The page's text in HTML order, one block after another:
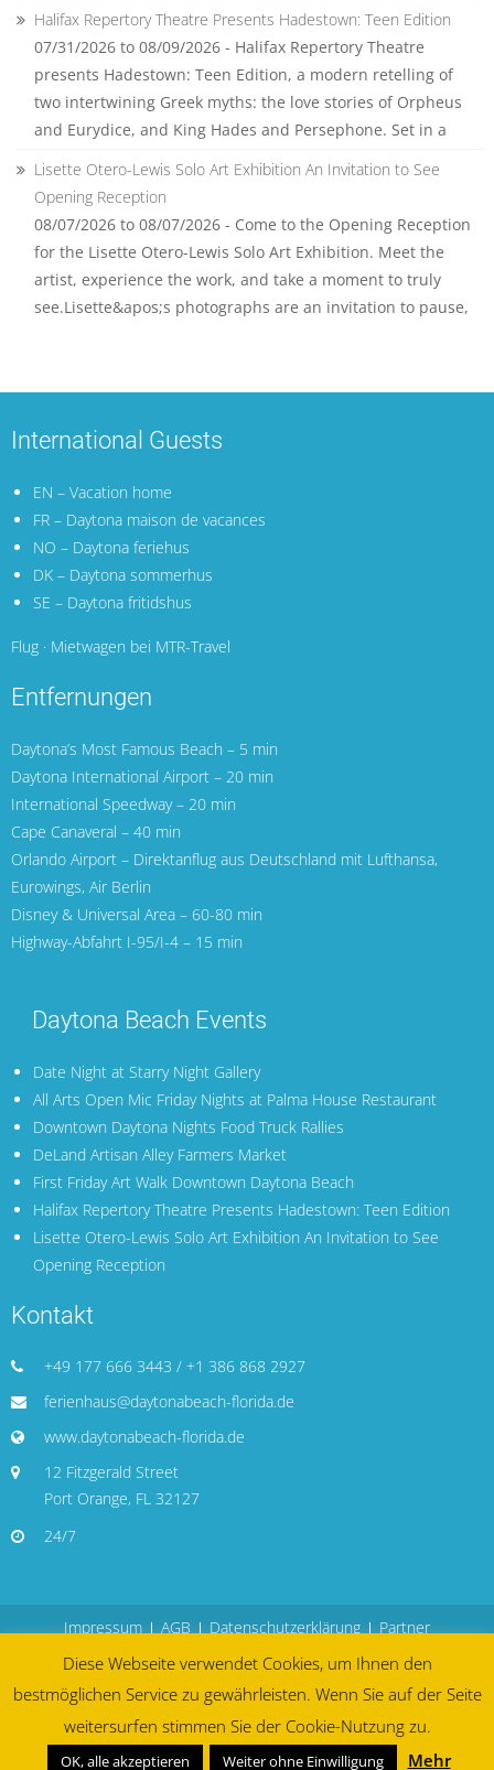
Halifax Repertory Theatre Presents Hadestown: Teen Edition
07/31/2026 to 08/09/2026 - Halifax Repertory Theatre
presents Hadestown: Teen Edition, a modern retelling of
two intertwining Greek myths: the love stories of Orpheus
and Eurydice, and King Hades and Persephone. Set in a
Lisette Otero-Lewis Solo Art Exhibition An Invitation to See
Opening Reception
08/07/2026 to 08/07/2026 - Come to the Opening Reception
for the Lisette Otero-Lewis Solo Art Exhibition. Meet the
artist, experience the work, and take a moment to truly
see.Lisette&apos;s photographs are an invitation to pause,
International Guests
EN – Vacation home
FR – Daytona maison de vacances
NO – Daytona feriehus
DK – Daytona sommerhus
SE – Daytona fritidshus
Flug · Mietwagen bei MTR-Travel
Entfernungen
Daytona’s Most Famous Beach – 5 min
Daytona International Airport – 20 min
International Speedway – 20 min
Cape Canaveral – 40 min
Orlando Airport – Direktanflug aus Deutschland mit Lufthansa,
Eurowings, Air Berlin
Disney & Universal Area – 60-80 min
Highway-Abfahrt I-95/I-4 – 15 min
Daytona Beach Events
Date Night at Starry Night Gallery
All Arts Open Mic Friday Nights at Palma House Restaurant
Downtown Daytona Nights Food Truck Rallies
DeLand Artisan Alley Farmers Market
First Friday Art Walk Downtown Daytona Beach
Halifax Repertory Theatre Presents Hadestown: Teen Edition
Lisette Otero-Lewis Solo Art Exhibition An Invitation to See
Opening Reception
Kontakt
+49 177 666 3443 / +1 386 868 2927
ferienhaus@daytonabeach-florida.de
www.daytonabeach-florida.de
12 Fitzgerald Street
Port Orange, FL 32127
24/7
Impressum AGB Datenschutzerklärung Partner
| All rights reservedFerienhaus Move Inn - Daytona Beach,
Diese Webseite verwendet Cookies, um Ihnen den
bestmöglichen Service zu gewährleisten. Wenn Sie auf der Seite
weitersurfen stimmen Sie der Cookie-Nutzung zu.
OK, alle akzeptieren Weiter ohne Einwilligung Mehr